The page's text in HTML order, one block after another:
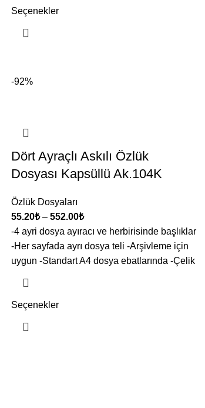
Seçenekler
-92%
Dört Ayraçlı Askılı Özlük
Dosyası Kapsüllü Ak.104K
Özlük Dosyaları
55.20₺ – 552.00₺
-4 ayri dosya ayıracı ve herbirisinde başlıklar
-Her sayfada ayrı dosya teli -Arşivleme için
uygun -Standart A4 dosya ebatlarında -Çelik
Seçenekler